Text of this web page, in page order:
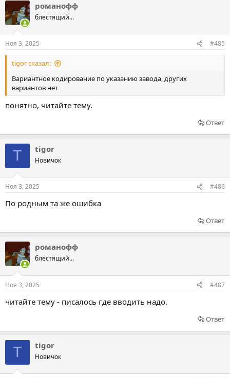
романофф
блестящий...
Ноя 3, 2025 #485
tigor сказал:
Вариантное кодирование по указанию завода, других
вариантов нет
понятно, читайте тему.
Ответ
T tigor
Новичок
Ноя 3, 2025 #486
По родным та же ошибка
Ответ
романофф
блестящий...
Ноя 3, 2025 #487
читайте тему - писалось где вводить надо.
Ответ
T tigor
Новичок